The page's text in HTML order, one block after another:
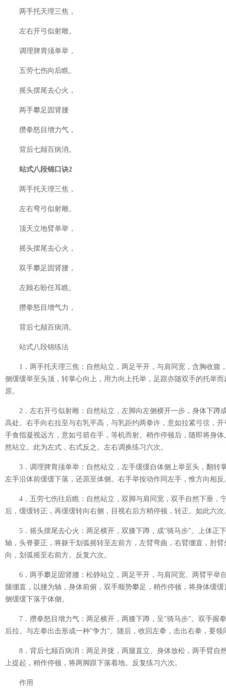
两手托天理三焦，
左右开弓似射雕。
调理脾胃须单举，
五劳七伤向后瞧。
摇头摆尾去心火，
两手攀足固肾腰
攒拳怒目增力气，
背后七颠百病消。
站式八段锦口诀2
两手托天理三焦，
左右弯弓似射雕。
顶天立地臂单举，
摇头摆尾去心火，
双手攀足固肾腰，
左顾右盼任耳瞧。
攒拳怒目增气力，
背后七颠百病消。
站式八段锦练法
1．两手托天理三焦：自然站立，两足平开，与肩同宽，含胸收腹
侧缓缓举至头顶，转掌心向上，用力向上托举，足跟亦随双手的托举
原。
2．左右开弓似射雕：自然站立，左脚向左侧横开一步，身体下
高处。右手向右拉至与右乳平高，与乳距约两拳许，意如拉紧弓弦，
手食指凝视远方，意如弓箭在手，等机而射。稍作停顿后，随即将身
然站立。此为左式，右式反之。左右调换练习六次。
3．调理脾胃须单举：自然站立，左手缓缓自体侧上举至头，翻
左手沿体前缓缓下落，还原至体侧。右手举按动作同左手，惟方向相反
4．五劳七伤往后瞧：自然站立，双脚与肩同宽，双手自然下垂
后，缓缓转正，再缓缓转向右侧，目视右后方稍停顿，转正。如此六次
5．摇头摆尾去心火：两足横开，双膝下蹲，成"骑马步"。上体正
轴，头脊要正，将躯干划弧摇转至左前方，左臂弯曲，右臂绷直，肘
向，划弧摇至右前方。反复六次。
6．两手攀足固肾腰：松静站立，两足平开，与肩同宽。两臂平
腿绷直，以腰为轴，身体前俯，双手顺势攀足，稍作停顿，将身体缓
侧缓缓下落于体侧。
7．攒拳怒目增力气：两足横开，两膝下蹲，呈"骑马步"。双手握
后拉。与左拳出击形成一种"争力"。随后，收回左拳，击出右拳，要领
8．背后七颠百病消：两足并拢，两腿直立、身体放松，两手臂
上提起，稍作停顿，将两脚跟下落着地。反复练习六次。
作用